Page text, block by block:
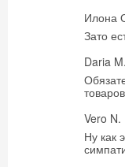
Илона
Зато
Daria M.
Vero N.
Ну как